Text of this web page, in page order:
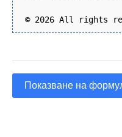
© 2026 All rights
Показване на